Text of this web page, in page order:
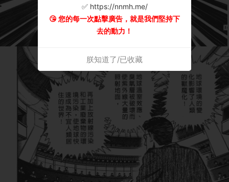
✅ https://nnmh.me/
😘 您的每一次點擊廣告，就是我們堅持下
去的動力！
朕知道了/已收藏